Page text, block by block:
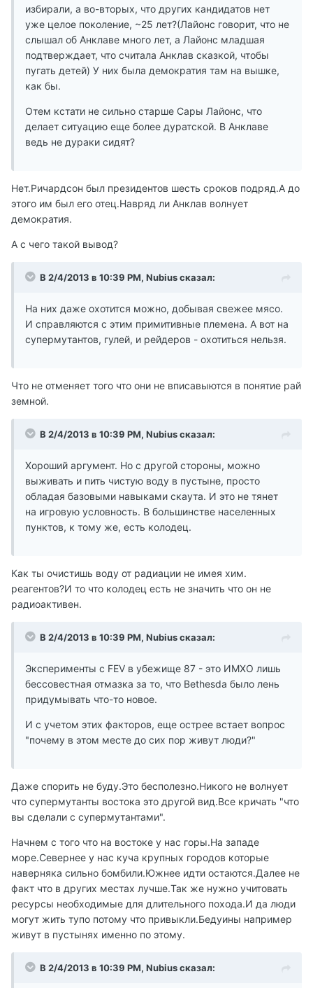
избирали, а во-вторых, что других кандидатов нет
уже целое поколение, ~25 лет?(Лайонс говорит, что не
слышал об Анклаве много лет, а Лайонс младшая
подтверждает, что считала Анклав сказкой, чтобы
пугать детей) У них была демократия там на вышке,
как бы.
Отем кстати не сильно старше Сары Лайонс, что
делает ситуацию еще более дуратской. В Анклаве
ведь не дураки сидят?
Нет.Ричардсон был президентов шесть сроков подряд.А до
этого им был его отец.Навряд ли Анклав волнует
демократия.
А с чего такой вывод?
В 2/4/2013 в 10:39 PM, Nubius сказал:
На них даже охотится можно, добывая свежее мясо.
И справляются с этим примитивные племена. А вот на
супермутантов, гулей, и рейдеров - охотиться нельзя.
Что не отменяет того что они не вписавыются в понятие рай
земной.
В 2/4/2013 в 10:39 PM, Nubius сказал:
Хороший аргумент. Но с другой стороны, можно
выживать и пить чистую воду в пустыне, просто
обладая базовыми навыками скаута. И это не тянет
на игровую условность. В большинстве населенных
пунктов, к тому же, есть колодец.
Как ты очистишь воду от радиации не имея хим.
реагентов?И то что колодец есть не значить что он не
радиоактивен.
В 2/4/2013 в 10:39 PM, Nubius сказал:
Эксперименты с FEV в убежище 87 - это ИМХО лишь
бессовестная отмазка за то, что Bethesda было лень
придумывать что-то новое.
И с учетом этих факторов, еще острее встает вопрос
"почему в этом месте до сих пор живут люди?"
Даже спорить не буду.Это бесполезно.Никого не волнует
что супермутанты востока это другой вид.Все кричать "что
вы сделали с супермутантами".
Начнем с того что на востоке у нас горы.На западе
море.Севернее у нас куча крупных городов которые
наверняка сильно бомбили.Южнее идти остаются.Далее не
факт что в других местах лучше.Так же нужно учитовать
ресурсы необходимые для длительного похода.И да люди
могут жить тупо потому что привыкли.Бедуины например
живут в пустынях именно по этому.
В 2/4/2013 в 10:39 PM, Nubius сказал: